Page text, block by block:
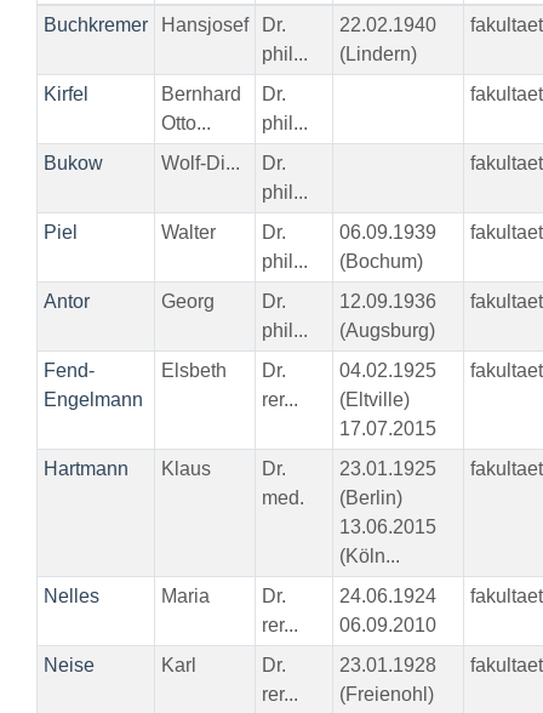
Buchkremer
Hansjosef
Dr.
phil...
22.02.1940
(Lindern)
Kirfel
Bernhard
Otto...
Dr.
phil...
Bukow Wolf-Di...
Dr.
phil...
Piel Walter
Dr.
phil...
06.09.1939
(Bochum)
Antor Georg
Dr.
phil...
12.09.1936
(Augsburg)
Fend-
Engelmann
Elsbeth
Dr.
rer...
04.02.1925
(Eltville)
17.07.2015
Hartmann Klaus
Dr.
med.
23.01.1925
(Berlin)
13.06.2015
(Köln...
Nelles Maria
Dr.
rer...
24.06.1924
06.09.2010
Neise Karl
Dr.
rer...
23.01.1928
(Freienohl)